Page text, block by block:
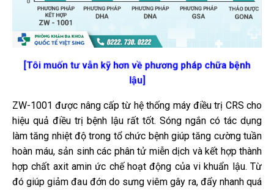
[Tôi muốn tư vẫn kỹ hơn về phương pháp chữa bệnh
lậu]
ZW-1001 được nâng cấp từ hệ thống máy điều trị CRS cho
hiệu quả điều trị bệnh lậu rất tốt. Sóng ngắn có tác dụng
làm tăng nhiệt độ trong tổ chức bệnh giúp tăng cường tuần
hoàn máu, sản sinh các phân tử miễn dịch và kết hợp thành
hợp chất axit amin ức chế hoạt động của vi khuẩn lậu. Từ
đó giúp giảm đau đớn do sưng viêm gây ra, đẩy nhanh quá